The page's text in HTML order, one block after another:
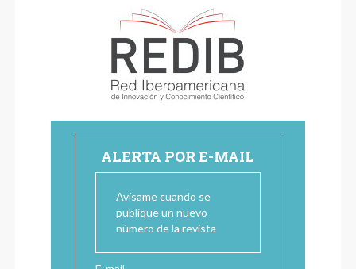
ALERTA POR E-MAIL
Avísame cuando se
publique un nuevo
número de la revista